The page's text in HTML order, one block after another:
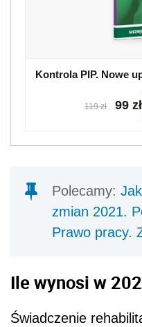
Kontrola PIP. Nowe
119 zł 99 zł
Polecamy:
zmian 2021.
Prawo pracy.
Ile wynosi w
Świadczenie